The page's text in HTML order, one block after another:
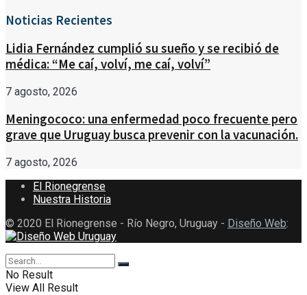
Noticias Recientes
Lidia Fernández cumplió su sueño y se recibió de
médica: “Me caí, volví, me caí, volví”
7 agosto, 2026
Meningococo: una enfermedad poco frecuente pero
grave que Uruguay busca prevenir con la vacunación.
7 agosto, 2026
El Rionegrense
Nuestra Historia
© 2020 El Rionegrense - Río Negro, Uruguay - Diseño Web:
No Result
View All Result